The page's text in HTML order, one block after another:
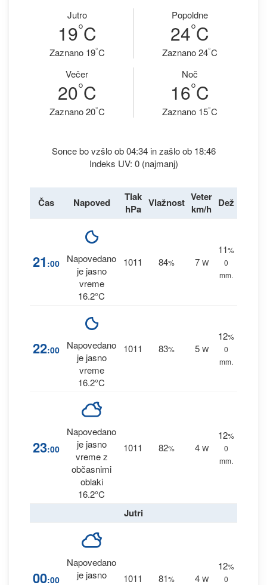
Jutro
19°C
Zaznano 19°C
Popoldne
24°C
Zaznano 24°C
Večer
20°C
Zaznano 20°C
Noč
16°C
Zaznano 15°C
Sonce bo vzšlo ob 04:34 in zašlo ob 18:46
Indeks UV: 0 (najmanj)
Čas Napoved
Tlak
hPa Vlažnost Veter
km/h Dež
21 :00
Napovedano
je jasno
vreme
16.2°C
1011 84% 7 W
11%
0
mm.
22:00
Napovedano
je jasno
vreme
16.2°C
1011 83% 5 W
12%
0
mm.
23:00
Napovedano
je jasno
vreme z
občasnimi
oblaki
16.2°C
1011 82% 4 W
12%
0
mm.
Jutri
00:00
Napovedano
je jasno
1011 81% 4 W
12%
0